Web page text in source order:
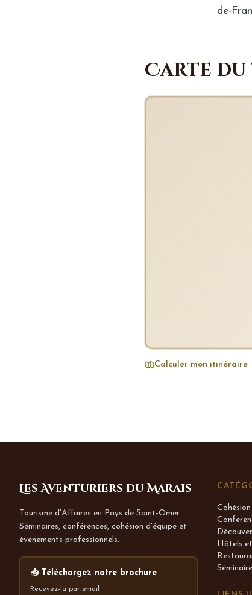
de-
Carte
Calculer mon itinéraire
Les Aventuriers du Marais
Tourisme d'Affaires en Pays de Saint-Omer.
Séminaires, conférences, cohésion d'équipe et
événements professionnels.
📥 Téléchargez notre brochure
Recevez-la par email
Hôtels